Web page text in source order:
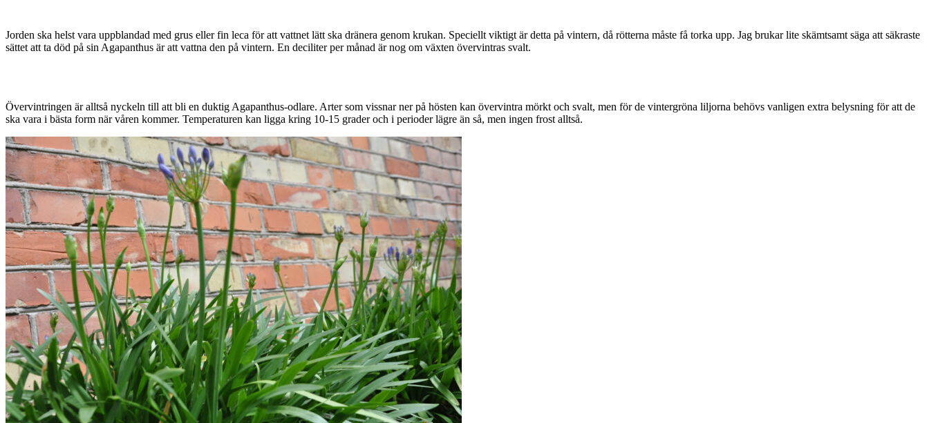
Jorden ska helst vara uppblandad med grus eller fin leca för att vattnet lätt ska dränera genom krukan. Speciellt viktigt är detta på vintern, då rötterna måste få torka upp. Jag brukar lite skämtsamt säga att säkraste
sättet att ta död på sin Agapanthus är att vattna den på vintern. En deciliter per månad är nog om växten övervintras svalt.
Övervintringen är alltså nyckeln till att bli en duktig Agapanthus-odlare. Arter som vissnar ner på hösten kan övervintra mörkt och svalt, men för de vintergröna liljorna behövs vanligen extra belysning för att de
ska vara i bästa form när våren kommer. Temperaturen kan ligga kring 10-15 grader och i perioder lägre än så, men ingen frost alltså.